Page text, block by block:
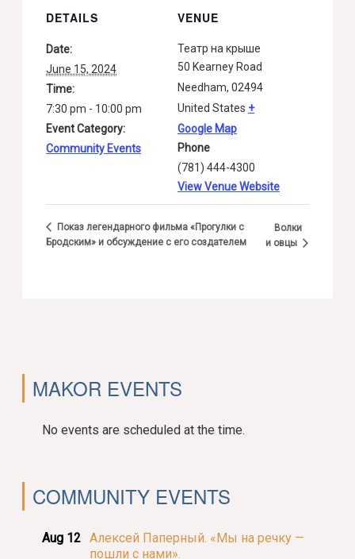
DETAILS
Date:
June 15, 2024
Time:
7:30 pm - 10:00 pm
Event Category:
Community Events
VENUE
Театр на крыше
50 Kearney Road
Needham, 02494
United States +
Google Map
Phone
(781) 444-4300
View Venue Website
Показ легендарного фильма «Прогулки с
Бродским» и обсуждение с его создателем
Волки
и овцы
MAKOR EVENTS
No events are scheduled at the time.
COMMUNITY EVENTS
Aug 12 Алексей Паперный. «Мы на речку —
пошли с нами».